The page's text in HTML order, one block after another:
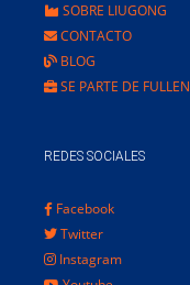
SOBRE LIUGONG
CONTACTO
BLOG
SE PARTE DE FULLEN
REDES SOCIALES
Facebook
Twitter
Instagram